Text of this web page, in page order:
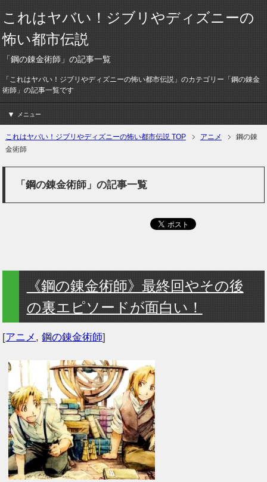
これはヤバい！ジブリやディズニーの
怖い都市伝説
「鋼の錬金術師」の記事一覧
「これはヤバい！ジブリやディズニーの怖い都市伝説」のカテゴリー「鋼の錬金
術師」の記事一覧です
メニュー
これはヤバい！ジブリやディズニーの怖い都市伝説 TOP アニメ
鋼の錬
金術師
「鋼の錬金術師」の記事一覧
《鋼の錬金術師》最終回やその後
の裏エピソードが面白い！
[アニメ ,鋼の錬金術師]